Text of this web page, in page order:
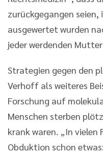
zurückgegangen
ausgewertet wurden
jeder werdenden
Strategien gegen den
Verhoff als weiteres
Forschung auf
Menschen sterben
krank waren. „In vielen
Obduktion schon